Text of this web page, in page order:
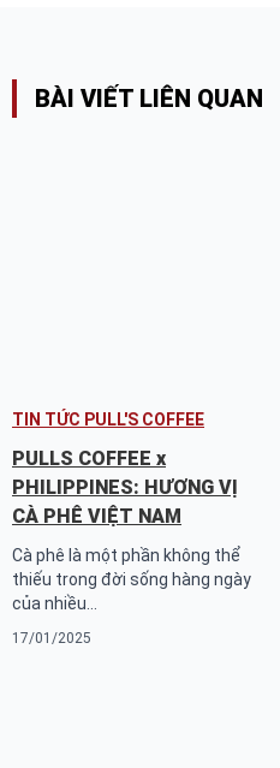
BÀI VIẾT LIÊN QUAN
TIN TỨC PULL'S COFFEE
PULLS COFFEE x
PHILIPPINES: HƯƠNG VỊ
CÀ PHÊ VIỆT NAM
Cà phê là một phần không thể
thiếu trong đời sống hàng ngày
của nhiều…
17/01/2025